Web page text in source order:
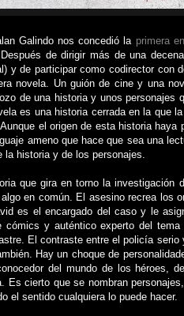
Galindo nos concedió la primera
de dirigir más de una
y de participar como codirector con
novela. Un guión de cine y una
de una historia y unos personajes
es una historia cerrada en la que
el origen de esta historia
ameno que hace que sea una
historia y de los personajes.
que gira en torno la investigación
en común. El asesino recrea los
es el encargado del caso y le
cómics y auténtico experto del
El contraste entre el policía
Hay un choque de
del mundo de los héroes,
Es cierto que se nombran
el sentido cualquiera lo puede hacer.